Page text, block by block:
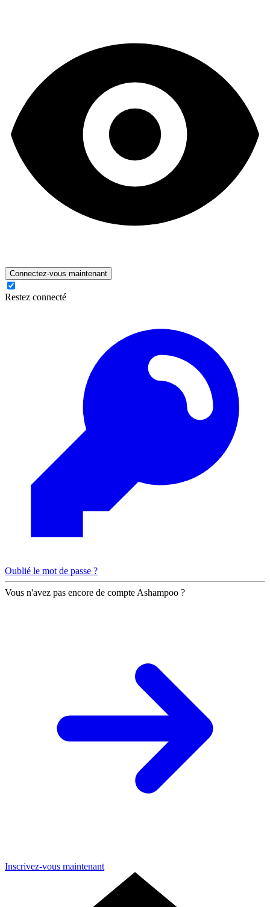
Connectez-vous maintenant
Restez connecté
Oublié le mot de passe ?
Vous n'avez pas encore de compte Ashampoo ?
Inscrivez-vous maintenant